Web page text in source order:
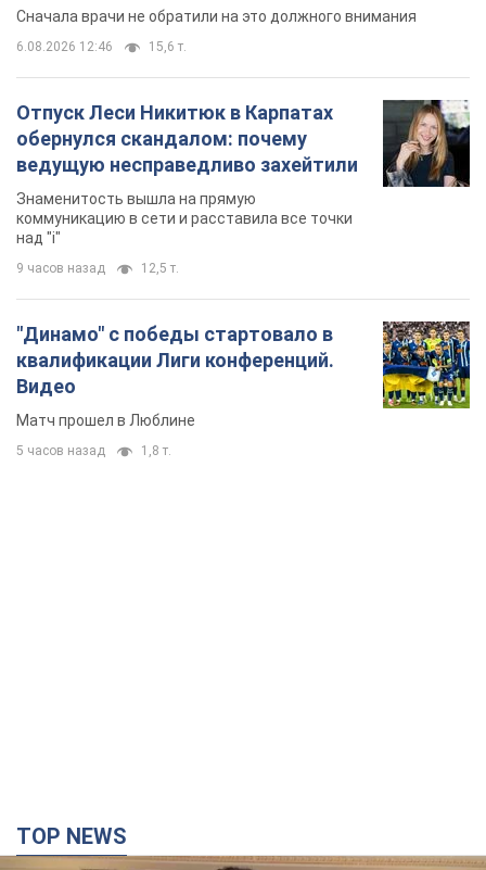
над "i"
9 часов назад 12,5 т.
"Динамо" с победы стартовало в
квалификации Лиги конференций.
Видео
Матч прошел в Люблине
5 часов назад